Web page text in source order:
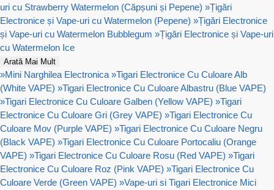
uri cu Strawberry Watermelon (Căpșuni și Pepene) »Țigări
Electronice și Vape-uri cu Watermelon (Pepene) »Țigări Electronice
și Vape-uri cu Watermelon Bubblegum »Țigări Electronice și Vape-uri
cu Watermelon Ice
Arată Mai Mult
»Mini Narghilea Electronica »Tigari Electronice Cu Culoare Alb
(White VAPE) »Tigari Electronice Cu Culoare Albastru (Blue VAPE)
»Tigari Electronice Cu Culoare Galben (Yellow VAPE) »Tigari
Electronice Cu Culoare Gri (Grey VAPE) »Tigari Electronice Cu
Culoare Mov (Purple VAPE) »Tigari Electronice Cu Culoare Negru
(Black VAPE) »Tigari Electronice Cu Culoare Portocaliu (Orange
VAPE) »Tigari Electronice Cu Culoare Rosu (Red VAPE) »Tigari
Electronice Cu Culoare Roz (Pink VAPE) »Tigari Electronice Cu
Culoare Verde (Green VAPE) »Vape-uri si Tigari Electronice Mici